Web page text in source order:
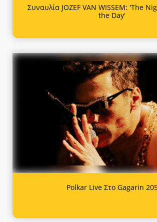
Συναυλία JOZEF VAN WISSEM: 'The
the Day'
Polkar Live Στο Gagarin